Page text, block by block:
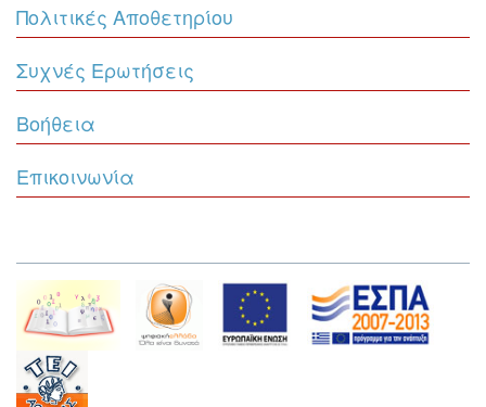
Πολιτικές Αποθετηρίου
Συχνές Ερωτήσεις
Βοήθεια
Επικοινωνία